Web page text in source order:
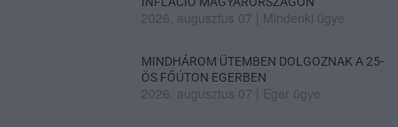
2026. augusztus 07 Mindenki ügye
MINDHÁROM ÜTEMBEN DOLGOZNAK A 25-
ÖS FŐÚTON EGERBEN
2026. augusztus 07 Eger ügye